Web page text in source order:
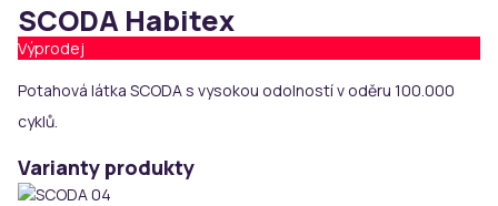
SCODA Habitex
Výprodej
Potahová látka SCODA s vysokou odolností v oděru 100.000
cyklů.
Varianty produkty